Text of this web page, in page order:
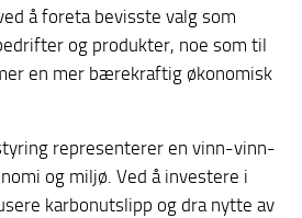
å foreta bevisste valg som
og produkter, noe som til
en mer bærekraftig økonomisk
representerer en vinn-vinn-
og miljø. Ved å investere i
karbonutslipp og dra nytte av